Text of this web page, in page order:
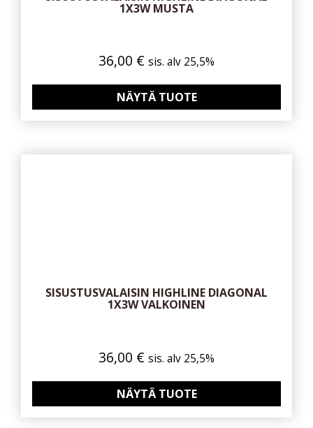
1X3W MUSTA
36,00 € sis. alv 25,5%
NÄYTÄ TUOTE
SISUSTUSVALAISIN HIGHLINE DIAGONAL
1X3W VALKOINEN
36,00 € sis. alv 25,5%
NÄYTÄ TUOTE